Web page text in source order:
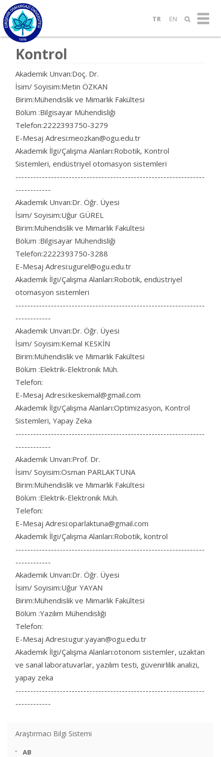
TR EN
Kontrol
Akademik Unvan:Doç. Dr.
İsim/ Soyisim:Metin ÖZKAN
Birim:Mühendislik ve Mimarlık Fakültesi
Bölüm :Bilgisayar Mühendisliği
Telefon:2222393750-3279
E-Mesaj Adresi:meozkan@ogu.edu.tr
Akademik İlgi/Çalışma Alanları:Robotik, Kontrol
Sistemleri, endüstriyel otomasyon sistemleri
----------------------------------------------------------------
------------
Akademik Unvan:Dr. Öğr. Üyesi
İsim/ Soyisim:Uğur GÜREL
Birim:Mühendislik ve Mimarlık Fakültesi
Bölüm :Bilgisayar Mühendisliği
Telefon:2222393750-3288
E-Mesaj Adresi:ugurel@ogu.edu.tr
Akademik İlgi/Çalışma Alanları:Robotik, endüstriyel
otomasyon sistemleri
----------------------------------------------------------------
------------
Akademik Unvan:Dr. Öğr. Üyesi
İsim/ Soyisim:Kemal KESKİN
Birim:Mühendislik ve Mimarlık Fakültesi
Bölüm :Elektrik-Elektronik Müh.
Telefon:
E-Mesaj Adresi:keskemal@gmail.com
Akademik İlgi/Çalışma Alanları:Optimizasyon, Kontrol
Sistemleri, Yapay Zeka
----------------------------------------------------------------
------------
Akademik Unvan:Prof. Dr.
İsim/ Soyisim:Osman PARLAKTUNA
Birim:Mühendislik ve Mimarlık Fakültesi
Bölüm :Elektrik-Elektronik Müh.
Telefon:
E-Mesaj Adresi:oparlaktuna@gmail.com
Akademik İlgi/Çalışma Alanları:Robotik, kontrol
----------------------------------------------------------------
------------
Akademik Unvan:Dr. Öğr. Üyesi
İsim/ Soyisim:Uğur YAYAN
Birim:Mühendislik ve Mimarlık Fakültesi
Bölüm :Yazılım Mühendisliği
Telefon:
E-Mesaj Adresi:ugur.yayan@ogu.edu.tr
Akademik İlgi/Çalışma Alanları:otonom sistemler, uzaktan
ve sanal laboratuvarlar, yazılım testi, güvenirlilik analizi,
yapay zeka
----------------------------------------------------------------
------------
Araştırmacı Bilgi Sistemi
AB